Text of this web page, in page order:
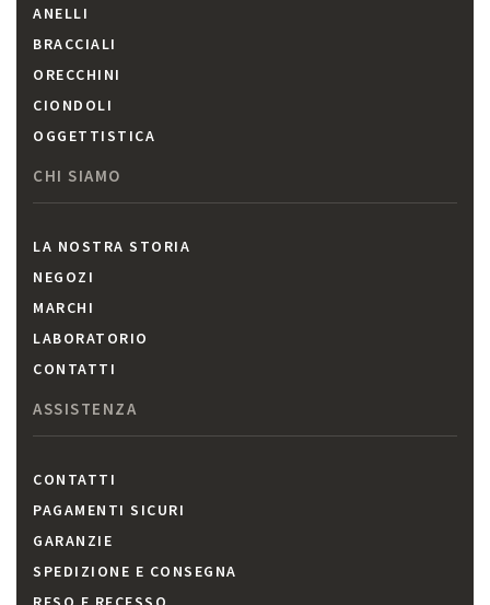
ANELLI
BRACCIALI
ORECCHINI
CIONDOLI
OGGETTISTICA
CHI SIAMO
LA NOSTRA STORIA
NEGOZI
MARCHI
LABORATORIO
CONTATTI
ASSISTENZA
CONTATTI
PAGAMENTI SICURI
GARANZIE
SPEDIZIONE E CONSEGNA